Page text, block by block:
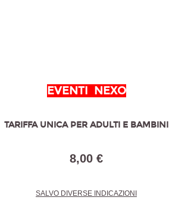
EVENTI NEXO
TARIFFA UNICA PER ADULTI E BAMBINI
8,00 €
SALVO DIVERSE INDICAZIONI